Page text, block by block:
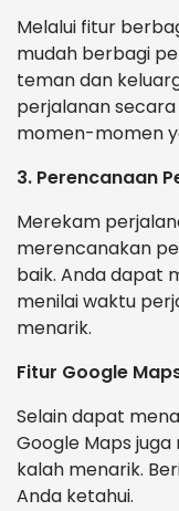
Melalui fitur
mudah berbagi
teman dan
perjalanan
momen-momen
3. Perencanaan
Merekam
merencanakan
baik. Anda dapat
menilai waktu
menarik.
Fitur Google
Selain dapat
Google Maps
kalah menarik.
Anda ketahui.